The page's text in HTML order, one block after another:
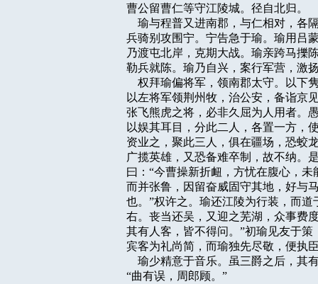
曹公留曹仁等守江陵城。径自北归。
瑜与程普又进南郡，与仁相对，
兵骑别攻围宁。宁告急于瑜。瑜用吕
乃渡屯北岸，克期大战。瑜亲跨马擽
勒兵就陈。瑜乃自兴，案行军营，激
权拜瑜偏将军，领南郡太守。以
以左将军领荆州牧，治公安，备诣京
张飞熊虎之将，必非久屈为人用者。
以娱其耳目，分此二人，各置一方，
资业之，聚此三人，俱在疆场，恐蛟
广揽英雄，又恐备难卒制，故不纳。
曰：“今曹操新折衄，方忧在腹心，
而并张鲁，因留奋威固守其地，好与
也。”权许之。瑜还江陵为行装，而
右。丧当还吴，又迎之芜湖，众事费
其有人客，皆不得问。”初瑜见友于
宾客为礼尚简，而瑜独先尽敬，便执
瑜少精意于音乐。虽三爵之后，
“曲有误，周郎顾。”